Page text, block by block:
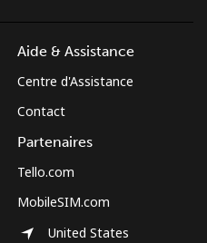
Aide & Assistance
Centre d'Assistance
Contact
Partenaires
Tello.com
MobileSIM.com
United States